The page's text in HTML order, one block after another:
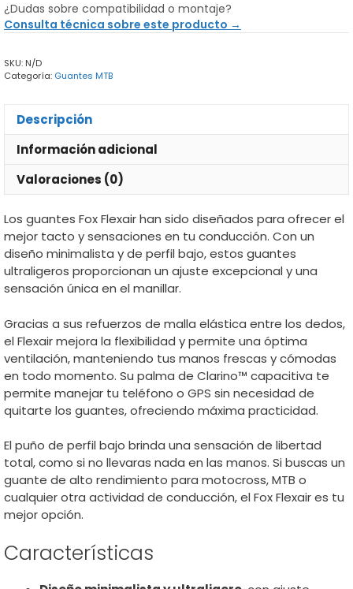
MTB
cantidad
¿Dudas sobre compatibilidad o montaje?
Consulta técnica sobre este producto →
SKU: N/D
Categoría: Guantes MTB
Descripción
Información adicional
Valoraciones (0)
Los guantes Fox Flexair han sido diseñados para ofrecer el
mejor tacto y sensaciones en tu conducción. Con un
diseño minimalista y de perfil bajo, estos guantes
ultraligeros proporcionan un ajuste excepcional y una
sensación única en el manillar.
Gracias a sus refuerzos de malla elástica entre los dedos,
el Flexair mejora la flexibilidad y permite una óptima
ventilación, manteniendo tus manos frescas y cómodas
en todo momento. Su palma de Clarino™ capacitiva te
permite manejar tu teléfono o GPS sin necesidad de
quitarte los guantes, ofreciendo máxima practicidad.
El puño de perfil bajo brinda una sensación de libertad
total, como si no llevaras nada en las manos. Si buscas un
guante de alto rendimiento para motocross, MTB o
cualquier otra actividad de conducción, el Fox Flexair es tu
mejor opción.
Características